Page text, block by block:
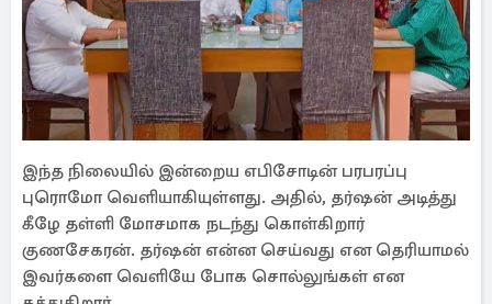
இந்த நிலையில் இன்றைய எபிசோடின் பரபரப்பு
புரொமோ வெளியாகியுள்ளது. அதில், தர்ஷன் அடித்து
கீழே தள்ளி மோசமாக நடந்து கொள்கிறார்
குணசேகரன். தர்ஷன் என்ன செய்வது என தெரியாமல்
இவர்களை வெளியே போக சொல்லுங்கள் என